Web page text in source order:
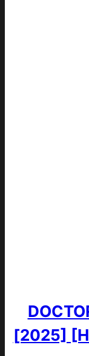
[2025]